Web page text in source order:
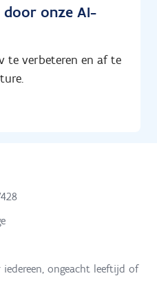
door onze AI-
te verbeteren en af te
ongeacht leeftijd of